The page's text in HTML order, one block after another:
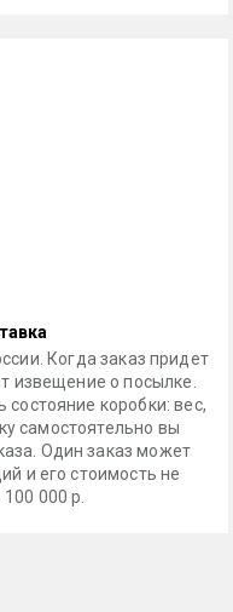
Когда заказ придет
извещение о посылке.
коробки: вес,
самостоятельно вы
Один заказ может
и его стоимость не
000 р.